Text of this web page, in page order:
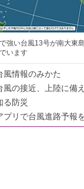
強い台風13号が南大東
います
風情報のみかた
風の接近、上陸に備
る防災
プリで台風進路予報